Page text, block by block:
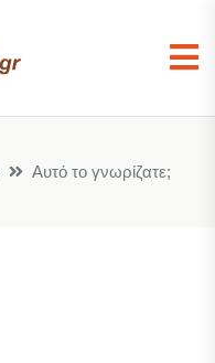
Αυτό το γνωρίζατε;